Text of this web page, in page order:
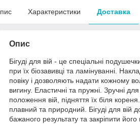
Характеристики Доставка
Опис
Бігуді для вій - це спеціальні
при їх біозавивці та ламінуванні.
повіку і дозволяють надати кожному
вигину. Еластичні та пружні. Зручні для
положення вій, підняття їх біля
плавний та природний. Бігуді для вій
бажаного результату та закріпити його